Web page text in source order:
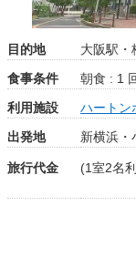
目的地
大阪駅・
食事条件
朝食 : 1
利用施設
ハートン
出発地
新横浜・
旅行代金 (1室2名